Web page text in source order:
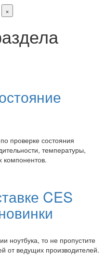
×
проверке состояния
температуры,
компонентов.
CES
ноутбука, то не пропустите
от ведущих производителей.